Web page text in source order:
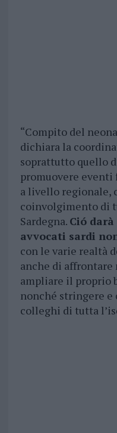
“Compito del
dichiara la
soprattutto quello
promuovere
a livello regionale,
coinvolgimento di
Sardegna. Ció
avvocati sardi
con le varie realtà
anche di
ampliare il proprio
nonché stringere
colleghi di tutta